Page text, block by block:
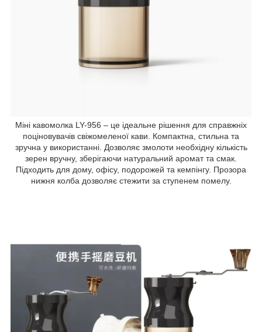
Міні кавомолка LY-956 – це ідеальне рішення для справжніх
поціновувачів свіжомеленої кави. Компактна, стильна та
зручна у використанні. Дозволяє змолоти необхідну кількість
зерен вручну, зберігаючи натуральний аромат та смак.
Підходить для дому, офісу, подорожей та кемпінгу. Прозора
нижня колба дозволяє стежити за ступенем помелу.